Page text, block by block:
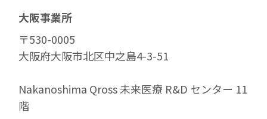
大阪事業所
〒530-0005
大阪府大阪市北区中之島4-3-51
Nakanoshima Qross 未来医療 R&D センター 11
階